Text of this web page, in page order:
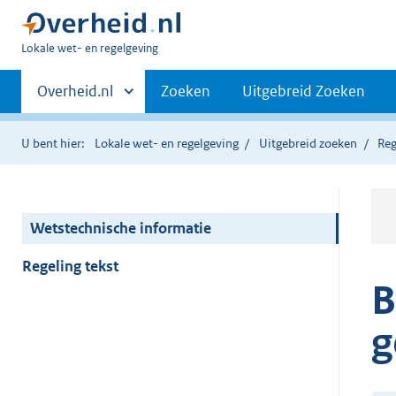
U
hier:
Lokale wet- en regelgeving
Primaire
navigatie
Andere
sites
binnen
Overheid.nl Zoeken Uitgebreid Zoeken
U bent hier: Lokale wet- en regelgeving Uitgebreid zoeken
Wetstechnische informatie
Regeling tekst